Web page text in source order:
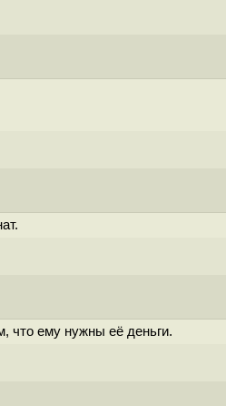
что ему нужны её деньги.